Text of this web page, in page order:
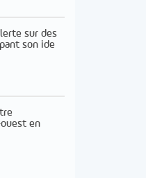
sur des
son ide
en